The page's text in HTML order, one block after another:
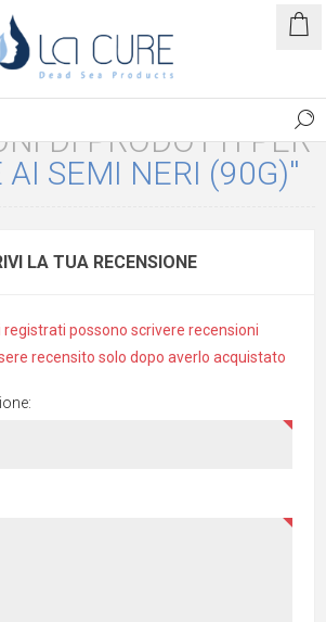
DI PRODOTTI PER
AI SEMI NERI (90G)
LA TUA RECENSIONE
registrati possono scrivere recensioni
recensito solo dopo averlo acquistato